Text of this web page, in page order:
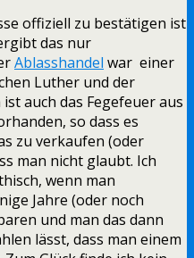
offiziell zu bestätigen ist
das nur
Ablasshandel war einer
Luther und der
auch das Fegefeuer aus
so dass es
zu verkaufen (oder
man nicht glaubt. Ich
wenn man
Jahre (oder noch
und man das dann
lässt, dass man einem